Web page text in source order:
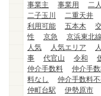
事業主
事業用 二
二子玉川
二重天井
利用可能
五本木
性
京急 京浜東北線
人気
人気エリア
事
代官山 令和
仲介手数料
仲介手
料なし
仲介手数料
仲町台駅
伊勢原市